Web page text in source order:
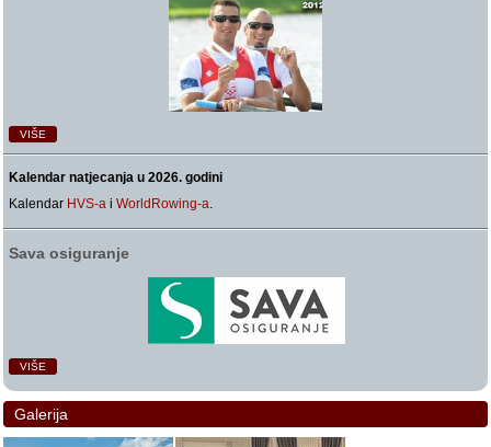
VIŠE
Kalendar natjecanja u 2026. godini
Kalendar HVS-a iWorldRowing-a.
Sava osiguranje
VIŠE
Galerija